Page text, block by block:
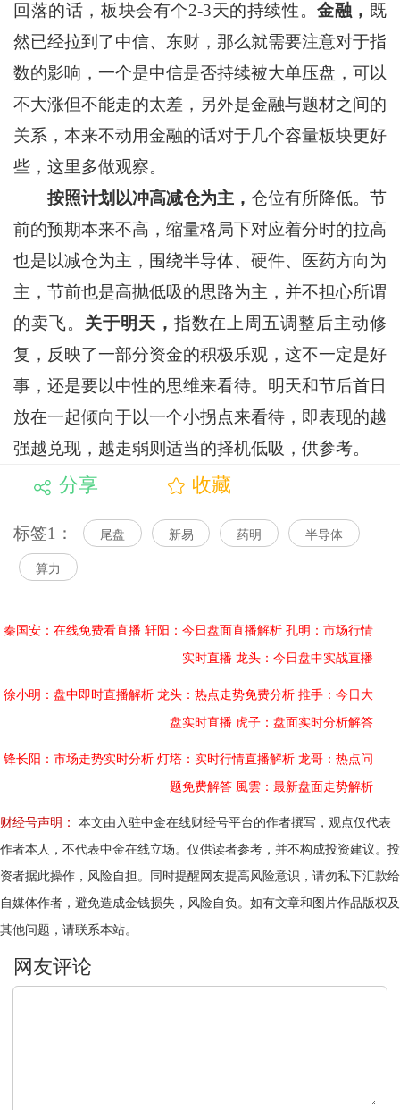
回落的话，板块会有个2-3天的持续性。金融， 既
然已经拉到了中信、东财，那么就需要注意对于指
数的影响，一个是中信是否持续被大单压盘，可以
不大涨但不能走的太差，另外是金融与题材之间的
关系，本来不动用金融的话对于几个容量板块更好
些，这里多做观察。
按照计划以冲高减仓为主，仓位有所降低。节
前的预期本来不高，缩量格局下对应着分时的拉高
也是以减仓为主，围绕半导体、硬件、医药方向为
主，节前也是高抛低吸的思路为主，并不担心所谓
的卖飞。 关于明天， 指数在上周五调整后主动修
复，反映了一部分资金的积极乐观，这不一定是好
事，还是要以中性的思维来看待。明天和节后首日
放在一起倾向于以一个小拐点来看待，即表现的越
强越兑现，越走弱则适当的择机低吸，供参考。
分享 收藏
标签1： 尾盘 新易 药明 半导体
算力
秦国安：在线免费看直播 轩阳：今日盘面直播解析 孔明：市场行情
实时直播 龙头：今日盘中实战直播
徐小明：盘中即时直播解析 龙头：热点走势免费分析 推手：今日大
盘实时直播 虎子：盘面实时分析解答
锋长阳：市场走势实时分析 灯塔：实时行情直播解析 龙哥：热点问
题免费解答 風雲：最新盘面走势解析
财经号声明：
本文由入驻中金在线财经号平台的作者撰写，观点仅代表
作者本人，不代表中金在线立场。仅供读者参考，并不构成投资建议。投
资者据此操作，风险自担。同时提醒网友提高风险意识，请勿私下汇款给
自媒体作者，避免造成金钱损失，风险自负。如有文章和图片作品版权及
其他问题，请联系本站。